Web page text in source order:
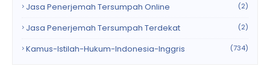
Jasa Penerjemah Tersumpah Online (2)
Jasa Penerjemah Tersumpah Terdekat (2)
Kamus-Istilah-Hukum-Indonesia-Inggris (734)